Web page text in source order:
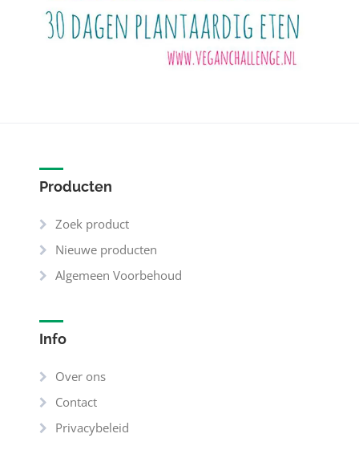
Producten
Zoek product
Nieuwe producten
Algemeen Voorbehoud
Info
Over ons
Contact
Privacybeleid